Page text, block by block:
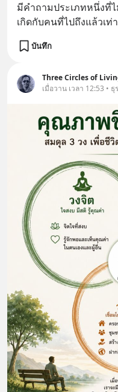
มีคำถามประเภทหนึ่งที่
เกิดกับคนที่ไปถึงแล้วเท่
บันทึก
Three Circles of
เมื่อวาน เวลา 12:53 • ธุ